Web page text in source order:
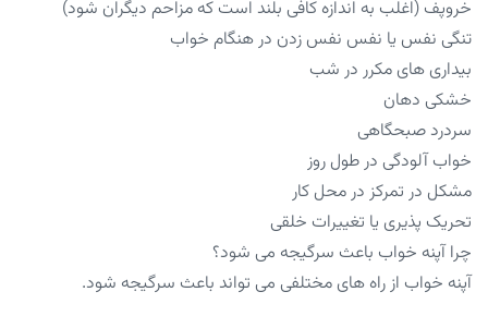
خروپف (اغلب به اندازه کافی بلند است که مزاحم دیگران شود)
تنگی نفس یا نفس نفس زدن در هنگام خواب
بیداری های مکرر در شب
خشکی دهان
سردرد صبحگاهی
خواب آلودگی در طول روز
مشکل در تمرکز در محل کار
تحریک پذیری یا تغییرات خلقی
چرا آپنه خواب باعث سرگیجه می شود؟
آپنه خواب از راه های مختلفی می تواند باعث سرگیجه شود.